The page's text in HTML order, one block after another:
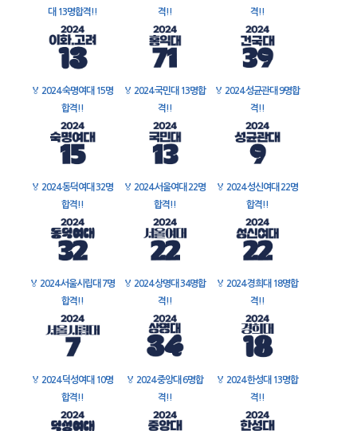
대 13명합격!!
격!!
격!!
🏅 2024 숙명여대 15명
합격!!
🏅 2024 국민대 13명합
격!!
🏅 2024 성균관대 9명합
격!!
🏅 2024 동덕여대 32명
합격!!
🏅 2024 서울여대 22명
합격!!
🏅 2024 성신여대 22명
합격!!
🏅 2024 서울시립대 7명
합격!!
🏅 2024 상명대 34명합
격!!
🏅 2024 경희대 18명합
격!!
🏅 2024 덕성여대 10명
합격!!
🏅 2024 중앙대 6명합
격!!
🏅 2024 한성대 13명합
격!!